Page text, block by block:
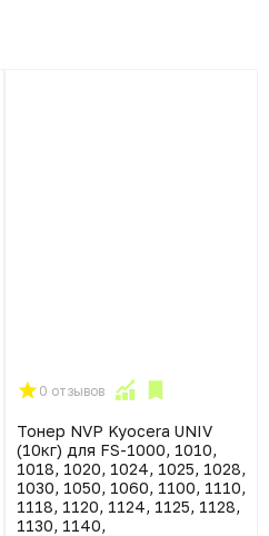
0 отзывов
Тонер NVP Kyocera UNIV
(10кг) для FS-1000, 1010,
1018, 1020, 1024, 1025, 1028,
1030, 1050, 1060, 1100, 1110,
1118, 1120, 1124, 1125, 1128,
1130, 1140,